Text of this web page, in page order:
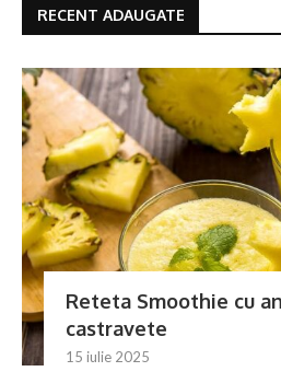
RECENT ADAUGATE
Reteta Smoothie cu
castravete
15 iulie 2025